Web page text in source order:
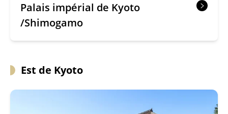
Palais impérial de Kyoto
/Shimogamo
Est de Kyoto